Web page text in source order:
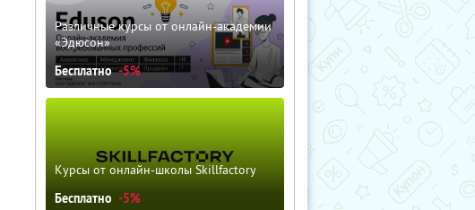
Различные курсы от онлайн-академии
«Эдюсон»
Бесплатно -5%
Курсы от онлайн-школы Skillfactory
Бесплатно -5%